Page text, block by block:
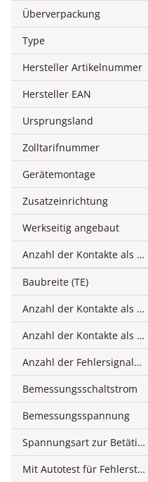
Überverpackung
Type
Hersteller Artikelnummer
Hersteller EAN
Ursprungsland
Zolltarifnummer
Gerätemontage
Zusatzeinrichtung
Werkseitig angebaut
Anzahl der Kontakte als Schließer
Baubreite (TE)
Anzahl der Kontakte als Öffner
Anzahl der Kontakte als Wechsler
Anzahl der Fehlersignalschalter
Bemessungsschaltstrom
Bemessungsspannung
Spannungsart zur Betätigung
Mit Autotest für Fehlerstromfunktion